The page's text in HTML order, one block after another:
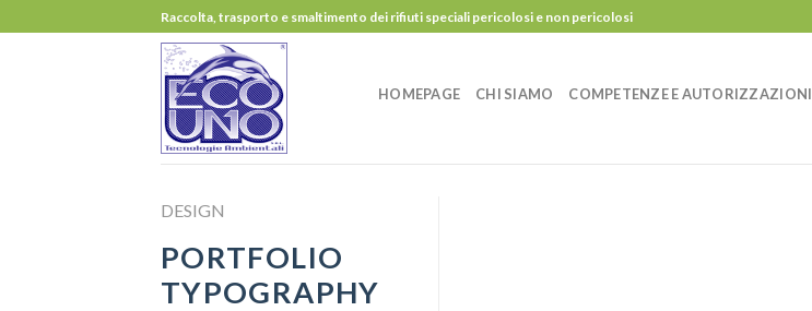
to
Raccolta, trasporto e smaltimento dei rifiuti speciali pericolosi e non pericolosi
HOMEPAGE CHI SIAMO COMPETENZE E AUTORIZZAZIONI
DESIGN
PORTFOLIO
TYPOGRAPHY